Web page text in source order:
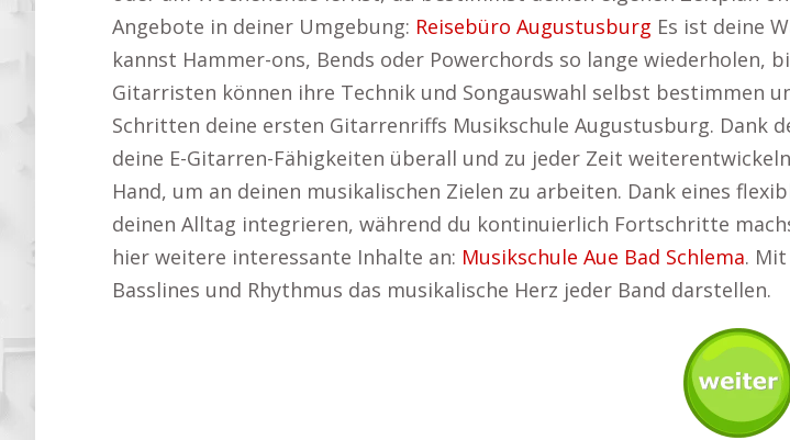
Angebote in deiner Umgebung: Reisebüro Augustusburg Es ist deine
kannst Hammer-ons, Bends oder Powerchords so lange wiederholen,
Gitarristen können ihre Technik und Songauswahl selbst bestimmen
Schritten deine ersten Gitarrenriffs Musikschule Augustusburg. Dank
deine E-Gitarren-Fähigkeiten überall und zu jeder Zeit
Hand, um an deinen musikalischen Zielen zu arbeiten. Dank eines
deinen Alltag integrieren, während du kontinuierlich Fortschritte
hier weitere interessante Inhalte an: Musikschule Aue Bad Schlema.
Basslines und Rhythmus das musikalische Herz jeder Band darstellen.